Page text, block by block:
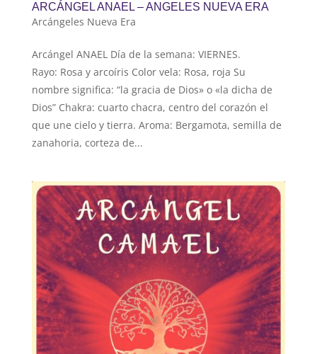
ARCÁNGEL ANAEL – ANGELES NUEVA ERA
Arcángeles Nueva Era
Arcángel ANAEL Día de la semana: VIERNES.
Rayo: Rosa y arcoíris Color vela: Rosa, roja Su
nombre significa: “la gracia de Dios» o «la dicha de
Dios” Chakra: cuarto chacra, centro del corazón el
que une cielo y tierra. Aroma: Bergamota, semilla de
zanahoria, corteza de...